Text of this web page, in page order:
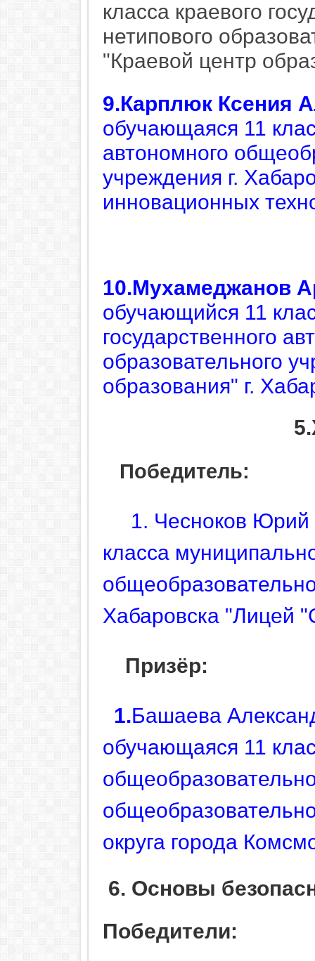
класса краевого
нетипового
"Краевой центр
9.Карплюк Ксения
обучающаяся 11
автономного
учреждения г.
инновационных
10.Мухамеджанов
обучающийся 11
государственного
образовательного
образования" г.
Победитель:
1. Чесноков
класса
Хабаровска "Лицей
Призёр:
1.Башаева
обучающаяся 11
округа города
6. Основы
Победители: